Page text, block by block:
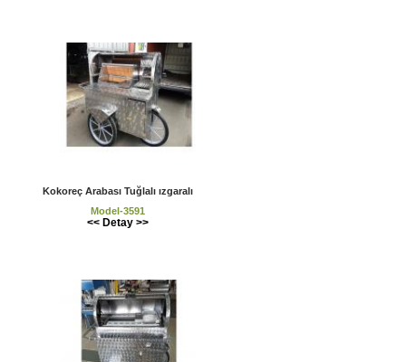
Kokoreç Arabası Tuğlalı ızgaralı
Model-3591
<< Detay >>